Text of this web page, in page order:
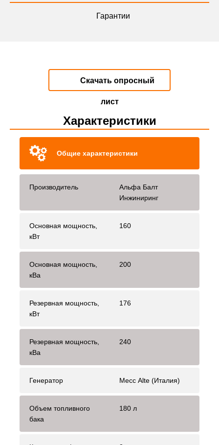
Гарантии
Скачать опросный
лист
Характеристики
Общие характеристики
Производитель
Альфа Балт
Инжиниринг
Основная мощность,
кВт
160
Основная мощность,
кВа
200
Резервная мощность,
кВт
176
Резервная мощность,
кВа
240
Генератор Mecc Alte (Италия)
Объем топливного
бака
180 л